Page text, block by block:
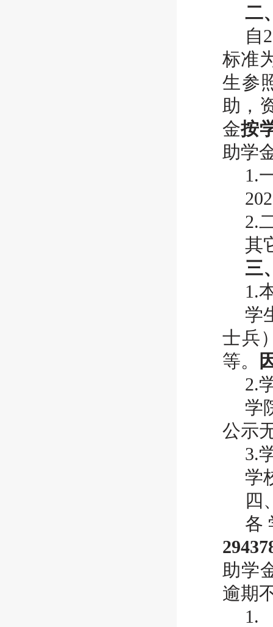
二
自
标准
生参
助，
金按
助学
1.
2.
其
三
1.
学
士兵
等。
2.
学
公示
3.
学
四
各
助学
逾期
1.